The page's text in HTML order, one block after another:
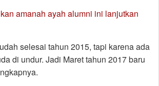
amanah ayah alumni ini lanjutkan
selesai tahun 2015, tapi karena ada
di undur. Jadi Maret tahun 2017 baru